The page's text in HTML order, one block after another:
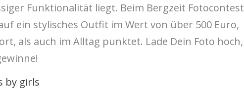
Funktionalität liegt. Beim Bergzeit Fotocontest
ein stylisches Outfit im Wert von über 500 Euro,
als auch im Alltag punktet. Lade Dein Foto hoch,
by girls